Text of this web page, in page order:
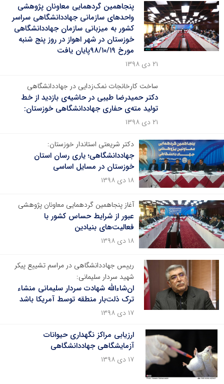
پنجاهمین گردهمایی معاونان پژوهشی
واحدهای سازمانی جهاددانشگاهی سراسر
کشور به میزبانی سازمان جهاددانشگاهی
خوزستان در شهر اهواز در روز پنج شنبه
مورخ ۹۸/۱۰/۱۹پایان یافت
۲۱ دی ۱۳۹۸
ساخت کارخانجات نمک‌زدایی در جهاددانشگاهی
دکتر حمیدرضا طیبی در حاشیه‌ی بازدید از خط
تولید مته‌ی حفاری جهاددانشگاهی خوزستان:
۲۱ دی ۱۳۹۸
دکتر شریعتی استاندار خوزستان:
جهاددانشگاهی؛ یاری رسان استان
خوزستان در مسایل اساسی
۱۸ دی ۱۳۹۸
آغاز پنجاهمین گردهمایی معاونان پژوهشی
عبور از شرایط حساس کشور با
فعالیت‌های بنیادین
۱۸ دی ۱۳۹۸
رییس جهاددانشگاهی در مراسم تشییع پیکر
شهید سردار سلیمانی:
ان‌شاءالله شهادت سردار سلیمانی منشاء
ترک ذلت‌بار منطقه توسط آمریکا باشد
۱۷ دی ۱۳۹۸
ارزیابی مراکز نگهداری حیوانات
آزمایشگاهی جهاددانشگاهی
۱۷ دی ۱۳۹۸